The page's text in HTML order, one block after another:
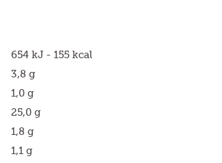
654 kJ - 155 kcal
3,8 g
1,0 g
25,0 g
1,8 g
1,1 g